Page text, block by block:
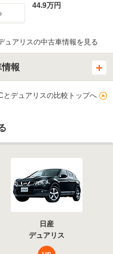
44.9万円
ュアリスの中古車情報を見る
報
とデュアリスの比較トップへ
日産
デュアリス